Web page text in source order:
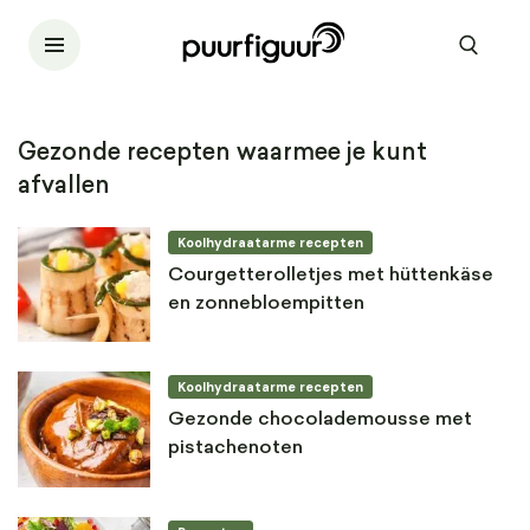
Gezonde recepten waarmee je kunt
afvallen
Koolhydraatarme recepten
Courgetterolletjes met hüttenkäse
en zonnebloempitten
Koolhydraatarme recepten
Gezonde chocolademousse met
pistachenoten